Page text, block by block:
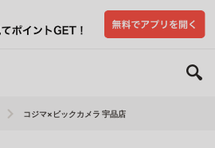
コジマ×ビックカメラ 宇品店